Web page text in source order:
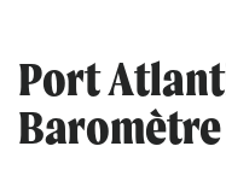
Port